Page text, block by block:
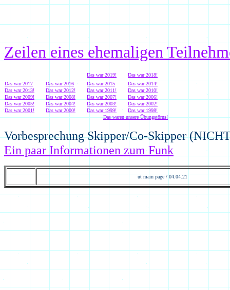
Zeilen eines ehemaligen
Das war 2019! Das war 2018!
Das war 2017
Das war 2016 Das war 2015 Das war 2014!
Das war 2013!
Das war 2012! Das war 2011!
Das war 2010!
Das war 2009!
Das war 2008! Das war 2007!
Das war 2006!
Das war 2005!
Das war 2004! Das war 2003!
Das war 2002!
Das war 2001!
Das war 2000! Das war 1999!
Das war 1998!
Das waren unsere Übungstörns!
Vorbesprechung Skipper/Co-Skipper
Ein paar Informationen zum Funk
ut main page / 04.04.21